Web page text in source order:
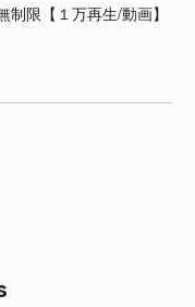
限【１万再生/動画】